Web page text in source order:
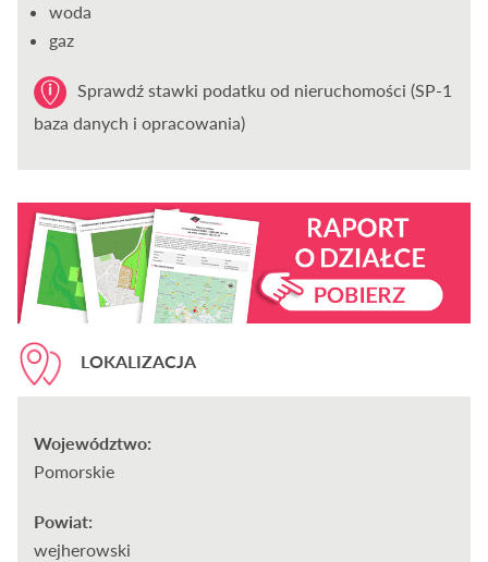
woda
gaz
Sprawdź stawki podatku od nieruchomości (SP-1
baza danych i opracowania)
LOKALIZACJA
Województwo:
Pomorskie
Powiat:
wejherowski